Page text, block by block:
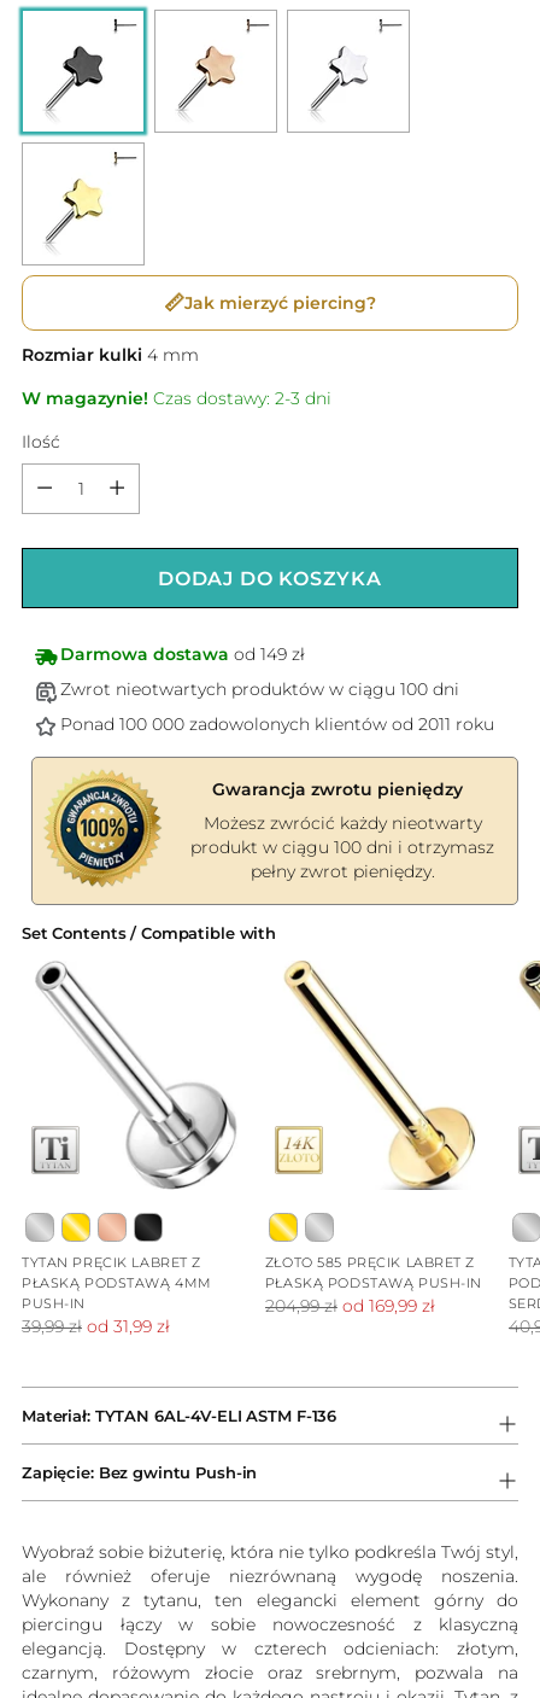
📏Jak mierzyć piercing?
Rozmiar kulki 4 mm
W magazynie! Czas dostawy: 2-3 dni
Ilość
DODAJ DO KOSZYKA
Darmowa dostawa od 149 zł
Zwrot nieotwartych produktów w ciągu 100 dni
Ponad 100 000 zadowolonych klientów od 2011 roku
Gwarancja zwrotu pieniędzy
Możesz zwrócić każdy nieotwarty
produkt w ciągu 100 dni i otrzymasz
pełny zwrot pieniędzy.
Set Contents / Compatible with
TYTAN PRĘCIK LABRET Z
PŁASKĄ PODSTAWĄ 4MM
PUSH-IN
Cena
39,99 zł od 31,99 zł
ZŁOTO 585 PRĘCIK LABRET Z
PŁASKĄ PODSTAWĄ PUSH-IN
Cena
204,99 zł od 169,99 zł
do
koszyka
Materiał: TYTAN 6AL-4V-ELI ASTM F-136
Zapięcie: Bez gwintu Push-in
Wyobraź sobie biżuterię, która nie tylko podkreśla Twój styl,
ale również oferuje niezrównaną wygodę noszenia.
Wykonany z tytanu, ten elegancki element górny do
piercingu łączy w sobie nowoczesność z klasyczną
elegancją. Dostępny w czterech odcieniach: złotym,
czarnym, różowym złocie oraz srebrnym, pozwala na